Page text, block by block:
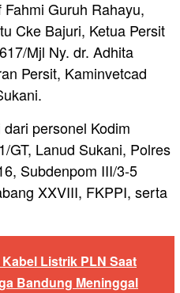
Guruh Rahayu,
Cke Bajuri, Ketua Persit
Mjl Ny. dr. Adhita
Persit, Kaminvetcad
personel Kodim
GT, Lanud Sukani, Polres
Subdenpom III/3-5
XXVIII, FKPPI, serta
Listrik PLN Saat
Bandung Meninggal